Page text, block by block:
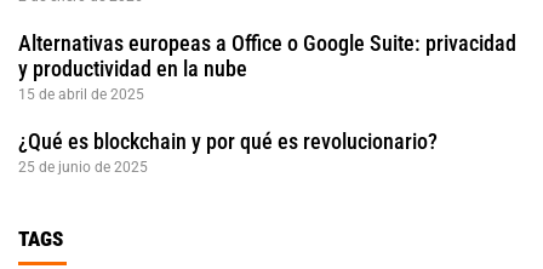
Alternativas europeas a Office o Google Suite: privacidad
y productividad en la nube
15 de abril de 2025
¿Qué es blockchain y por qué es revolucionario?
25 de junio de 2025
TAGS